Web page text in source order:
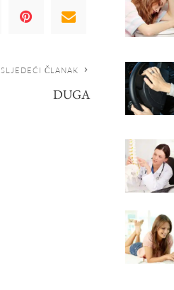
SLJEDEĆI ČLANAK
DUGA